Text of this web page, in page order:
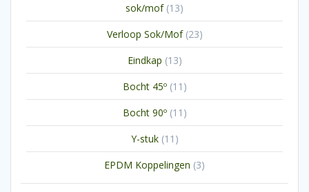
sok/mof 1313
producten
Verloop Sok/Mof 2323
producten
Eindkap 1313
producten
Bocht 45º 11 11
producten
Bocht 90º 11 11
producten
Y-stuk 11 11
producten
EPDM Koppelingen 33